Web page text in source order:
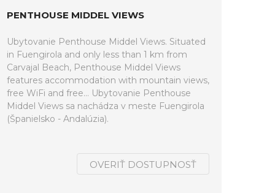
PENTHOUSE MIDDEL VIEWS
Ubytovanie Penthouse Middel Views. Situated
in Fuengirola and only less than 1 km from
Carvajal Beach, Penthouse Middel Views
features accommodation with mountain views,
free WiFi and free... Ubytovanie Penthouse
Middel Views sa nachádza v meste Fuengirola
(Španielsko - Andalúzia).
OVERIŤ DOSTUPNOSŤ